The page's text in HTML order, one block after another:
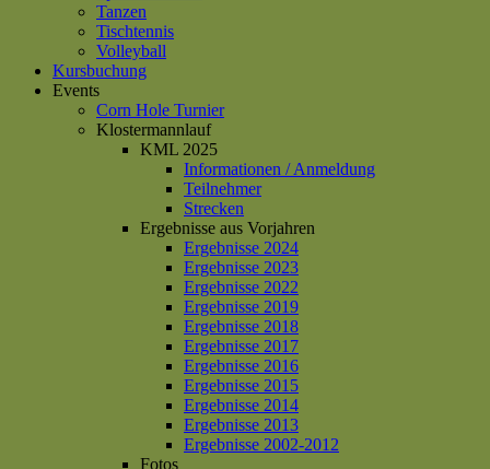
Tanzen
Tischtennis
Volleyball
Kursbuchung
Events
Corn Hole Turnier
Klostermannlauf
KML 2025
Informationen / Anmeldung
Teilnehmer
Strecken
Ergebnisse aus Vorjahren
Ergebnisse 2024
Ergebnisse 2023
Ergebnisse 2022
Ergebnisse 2019
Ergebnisse 2018
Ergebnisse 2017
Ergebnisse 2016
Ergebnisse 2015
Ergebnisse 2014
Ergebnisse 2013
Ergebnisse 2002-2012
Fotos